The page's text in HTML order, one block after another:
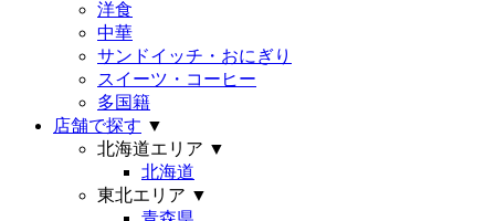
洋食
中華
サンドイッチ・おにぎり
スイーツ・コーヒー
多国籍
店舗で探す ▼
北海道エリア ▼
北海道
東北エリア ▼